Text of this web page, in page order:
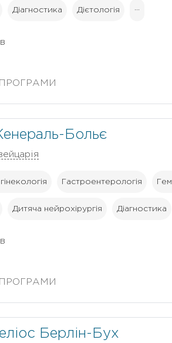
Діагностика Дієтологія ···
ПРОГРАМИ
Больє
Гастроентерологія
Дитяча нейрохірургія Діагностика
ПРОГРАМИ
Берлін-Бух